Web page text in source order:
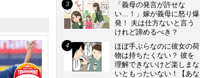
「義母の発言が許せな
い…！」嫁が義母に怒り爆
発！ 夫は仕方ないと言う
けれど諦めるべき？
ほぼ手ぶらなのに彼女の荷
物は持ちたくない？ 彼を
理解できないけど楽しまな
いともったいない！【あな